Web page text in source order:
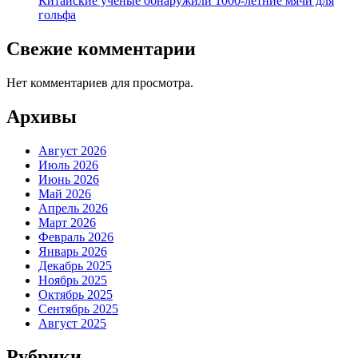
гольфа
Свежие комментарии
Нет комментариев для просмотра.
Архивы
Август 2026
Июль 2026
Июнь 2026
Май 2026
Апрель 2026
Март 2026
Февраль 2026
Январь 2026
Декабрь 2025
Ноябрь 2025
Октябрь 2025
Сентябрь 2025
Август 2025